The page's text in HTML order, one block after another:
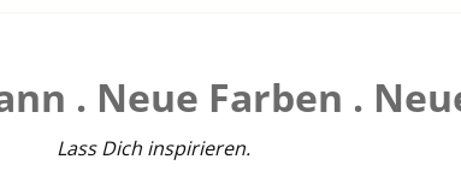
. Neue Farben .
Lass Dich inspirieren.